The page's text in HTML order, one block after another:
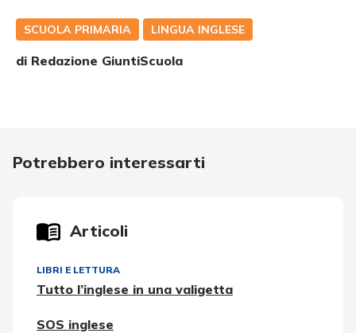
SCUOLA PRIMARIA LINGUA INGLESE
di Redazione GiuntiScuola
Potrebbero interessarti
Articoli
LIBRI E LETTURA
Tutto l’inglese in una valigetta
SOS inglese